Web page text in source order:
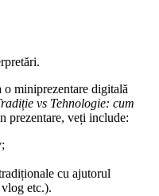
miniprezentare digitală
vs Tehnologie: cum
prezentare, veți include:
cu ajutorul
etc.).